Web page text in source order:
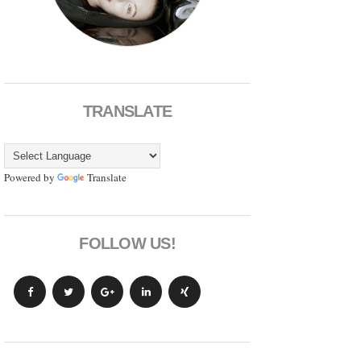
TRANSLATE
Powered by Translate
FOLLOW US!